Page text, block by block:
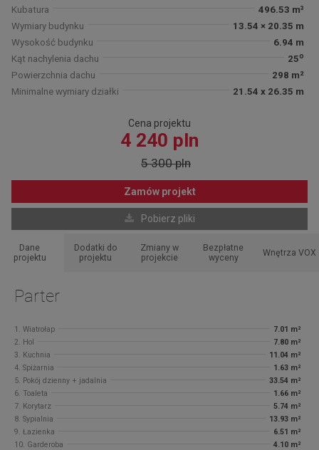
Kubatura
496.53 m³
Wymiary budynku
13.54 × 20.35 m
Wysokość budynku
6.94 m
Kąt nachylenia dachu
25o
Powierzchnia dachu
298 m²
Minimalne wymiary działki
21.54 x 26.35 m
Cena projektu
4 240 pln
5 300 pln
Zamów projekt
Pobierz pliki
Dane
projektu
Dodatki do
projektu
Zmiany w
projekcie
Bezpłatne
wyceny
Wnętrza VOX
Parter
1. Wiatrołap
7.01 m²
2. Hol
7.80 m²
3. Kuchnia
11.04 m²
4. Spiżarnia
1.63 m²
5. Pokój dzienny + jadalnia
33.54 m²
6. Toaleta
1.66 m²
7. Korytarz
5.74 m²
8. Sypialnia
13.93 m²
9. Łazienka
6.51 m²
10. Garderoba
4.10 m²